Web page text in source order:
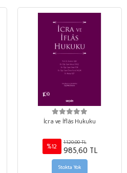
İcra ve İflâs Hukuku
%12
1.120,00 TL
985,60 TL
Stokta Yok